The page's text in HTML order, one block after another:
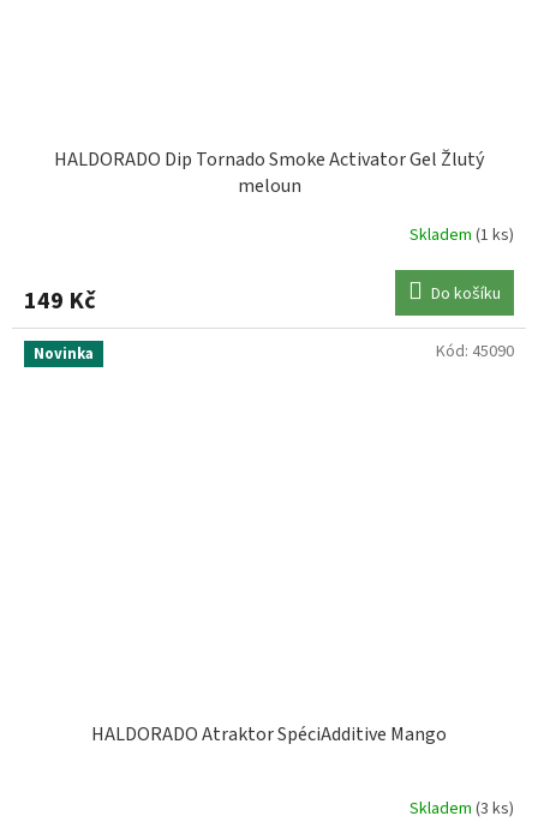
HALDORADO Dip Tornado Smoke Activator Gel Žlutý
meloun
Skladem (1 ks)
149 Kč Do košíku
Novinka
HALDORADO Atraktor SpéciAdditive Mango
Skladem (3 ks)
Kód: 45090